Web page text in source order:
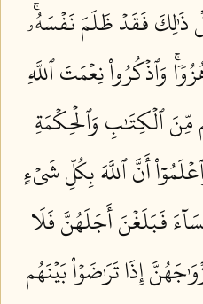
ذَٰلِكَ فَقَدۡ ظَلَمَ نَفۡسَهُۥۚ
وَٱذۡكُرُواْ نِعۡمَتَ ٱللَّهِ
مِّنَ ٱلۡكِتَٰبِ وَٱلۡحِكۡمَةِ
أَنَّ ٱللَّهَ بِكُلِّ شَيۡءٍ
فَبَلَغۡنَ أَجَلَهُنَّ فَلَا
إِذَا تَرَٰضَوۡاْ بَيۡنَهُم